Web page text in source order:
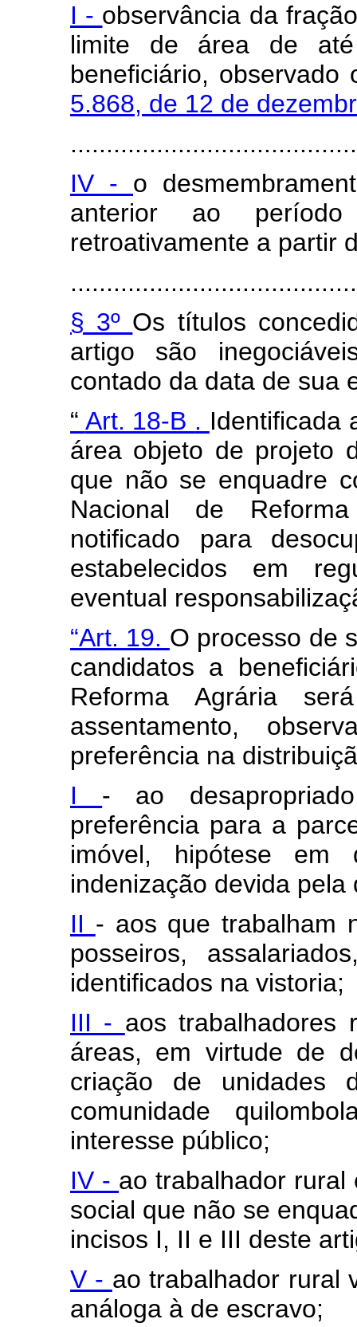
I - observância da
limite de área de
beneficiário,
5.868, de 12 de
IV - o
anterior ao
retroativamente a partir
§ 3º Os títulos
artigo são
contado da data de sua
“ Art. 18-B . Identificada
área objeto de projeto
que não se enquadre
Nacional de
notificado para
estabelecidos em
eventual
“Art. 19. O processo de
candidatos a
Reforma Agrária
assentamento,
preferência na
I - ao
preferência para a
imóvel, hipótese
indenização devida pela
II - aos que trabalham
posseiros,
identificados na vistoria;
III - aos trabalhadores
áreas, em virtude de
criação de unidades
comunidade
interesse público;
IV - ao trabalhador rural
social que não se
incisos I, II e III deste
V - ao trabalhador rural
análoga à de escravo;